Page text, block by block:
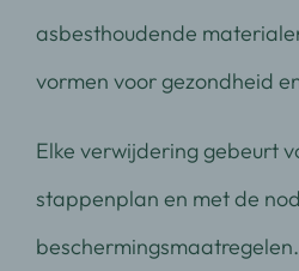
asbesthoudende
vormen voor gezondheid
Elke verwijdering gebeurt
stappenplan en met de
beschermingsmaatregelen.